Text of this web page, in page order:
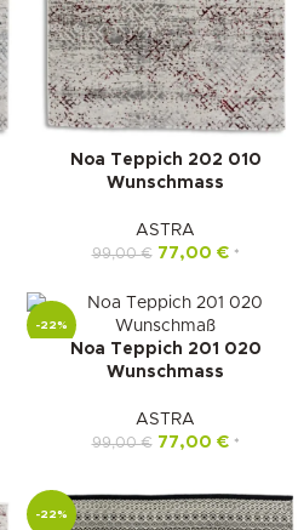
Noa Teppich 202 010
Wunschmass
ASTRA
99,00€ 77,00 € *
-22%
Noa Teppich 201 020
Wunschmass
ASTRA
99,00€ 77,00 € *
-22%